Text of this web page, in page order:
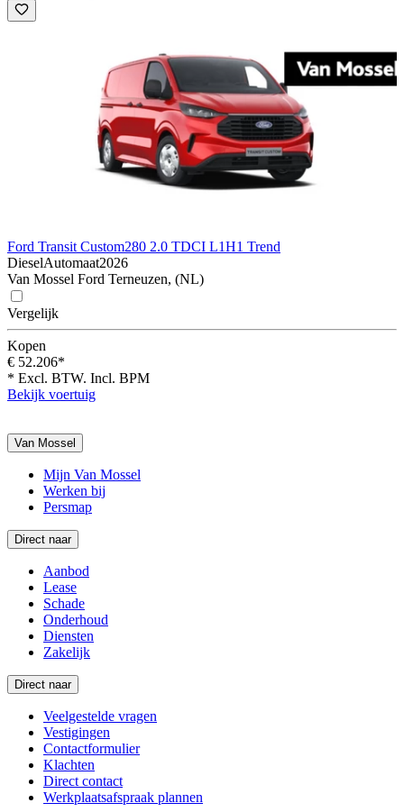
Ford Transit Custom280 2.0 TDCI L1H1 Trend
DieselAutomaat2026
Van Mossel Ford Terneuzen, (NL)
Vergelijk
Kopen
€ 52.206*
* Excl. BTW. Incl. BPM
Bekijk voertuig
Van Mossel
Mijn Van Mossel
Werken bij
Persmap
Direct naar
Aanbod
Lease
Schade
Onderhoud
Diensten
Zakelijk
Direct naar
Veelgestelde vragen
Vestigingen
Contactformulier
Klachten
Direct contact
Werkplaatsafspraak plannen